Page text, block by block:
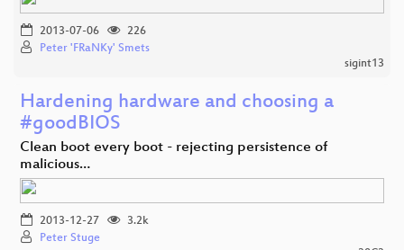
2013-07-06
226
Peter 'FRaNKy' Smets
sigint13
Hardening hardware and choosing a
#goodBIOS
Clean boot every boot - rejecting persistence of
malicious…
2013-12-27
3.2k
Peter Stuge